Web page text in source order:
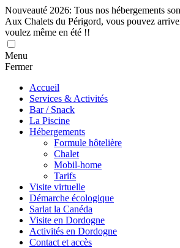
Nouveauté 2026: Tous nos hébergements
Aux Chalets du Périgord, vous pouvez
voulez même en été !!
Menu
Fermer
Accueil
Services & Activités
Bar / Snack
La Piscine
Hébergements
Formule hôtelière
Chalet
Mobil-home
Tarifs
Visite virtuelle
Démarche écologique
Sarlat la Canéda
Visite en Dordogne
Activités en Dordogne
Contact et accès